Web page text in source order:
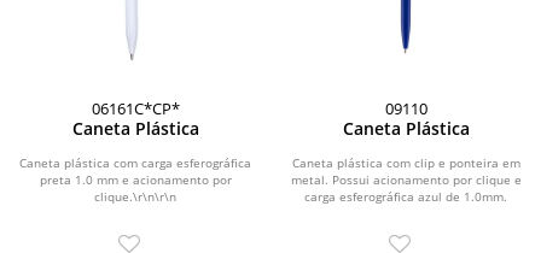
06161C*CP*
Caneta Plástica
Caneta plástica com carga esferográfica
preta 1.0 mm e acionamento por
clique.\r\n\r\n
09110
Caneta Plástica
Caneta plástica com clip e ponteira em
metal. Possui acionamento por clique e
carga esferográfica azul de 1.0mm.